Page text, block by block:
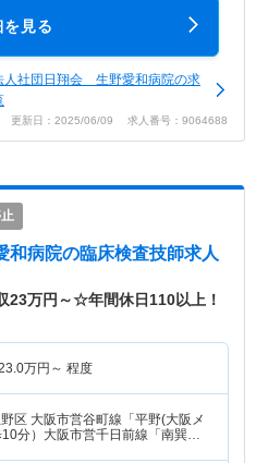
を見る
人社団日翔会 生野愛和病院の求
更新日：2025/06/09 求人番号：9064688
和病院の臨床検査技師求人
23万円～☆年間休日110以上！
万円～ 程度
区 大阪市営谷町線「平野(大阪メ
10分）大阪市営千日前線「南巽